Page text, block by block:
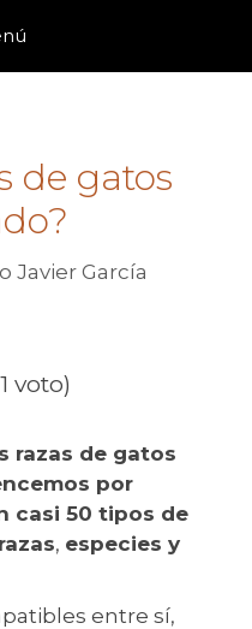
de gatos
Javier García
voto)
razas de gatos
por
casi 50 tipos de
, especies y
entre sí,